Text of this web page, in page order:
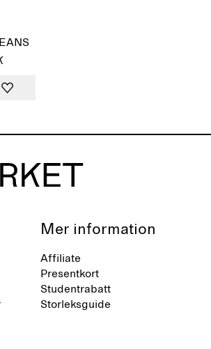
Mer information
Affiliate
Presentkort
Studentrabatt
Storleksguide